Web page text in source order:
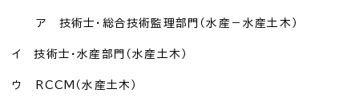
ア 技術士・総合技術監理部門（水産－水産土木）
イ 技術士・水産部門（水産土木）
ウ RCCM（水産土木）